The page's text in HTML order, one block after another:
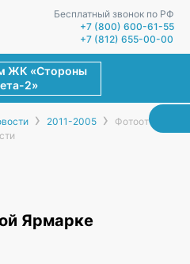
Бесплатный звонок по РФ
+7 (800) 600-61-55
+7 (812) 655-00-00
ЖК «Стороны
2»
› 2011-2005 ›
Фотоотчёт
Ярмарке